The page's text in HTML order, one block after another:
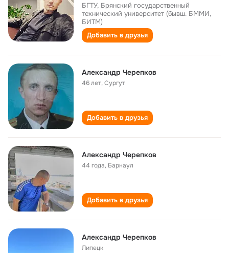
БГТУ, Брянский государственный
технический университет (бывш. БММИ,
БИТМ)
Добавить в друзья
Александр Черепков
46 лет,Сургут
Добавить в друзья
Александр Черепков
44 года, Барнаул
Добавить в друзья
Александр Черепков
Липецк